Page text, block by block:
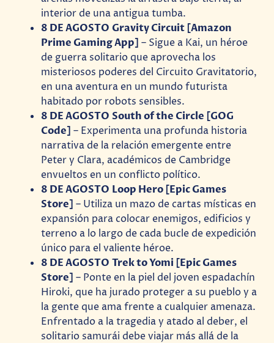
interior de una antigua tumba.
8 DE AGOSTO Gravity Circuit [Amazon
Prime Gaming App]– Sigue a Kai, un héroe
de guerra solitario que aprovecha los
misteriosos poderes del Circuito Gravitatorio,
en una aventura en un mundo futurista
habitado por robots sensibles.
8 DE AGOSTO South of the Circle [GOG
Code]– Experimenta una profunda historia
narrativa de la relación emergente entre
Peter y Clara, académicos de Cambridge
envueltos en un conflicto político.
8 DE AGOSTO Loop Hero [Epic Games
Store]– Utiliza un mazo de cartas místicas en
expansión para colocar enemigos, edificios y
terreno a lo largo de cada bucle de expedición
único para el valiente héroe.
8 DE AGOSTO Trek to Yomi [Epic Games
Store]– Ponte en la piel del joven espadachín
Hiroki, que ha jurado proteger a su pueblo y a
la gente que ama frente a cualquier amenaza.
Enfrentado a la tragedia y atado al deber, el
solitario samurái debe viajar más allá de la